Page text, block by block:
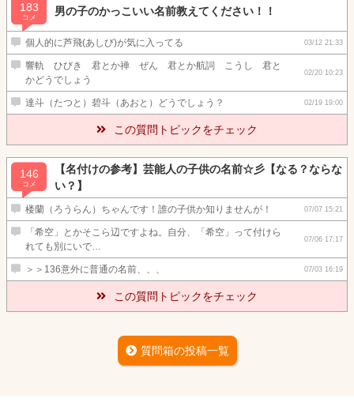
183
コメ
男の子のかっこいい名前教えてください！！
個人的に芦飛(あしび)が気に入ってる 03/12 21:33
響軌 ひびき 君とか禅 ぜん 君とか航詞 こうし 君と
かどうでしょう
02/20 10:23
達斗（たつと）碧斗（あおと）どうでしょう？ 02/19 19:00
この質問トピックをチェック
146
コメ
【名付けの参考】芸能人の子供の名前☆彡【なる？ならな
い？】
楼蘭（ろうらん）ちゃんです！誰の子供か知りませんが！ 07/07 15:21
「希空」とかそこら辺ですよね。自分、「希空」って付けら
れても別にいで…
07/06 17:17
＞＞136意外に普通の名前、、、 07/03 16:19
この質問トピックをチェック
質問箱の投稿一覧